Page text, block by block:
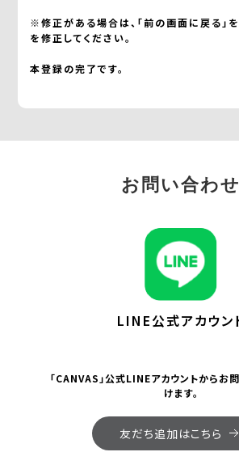
※修正がある場合は、「前の画面に戻る」を
を修正してください。
本登録の完了です。
お問い合わせ
LINE公式アカウン
「CANVAS」公式LINEアカウントからお
けます。
友だち追加はこちら